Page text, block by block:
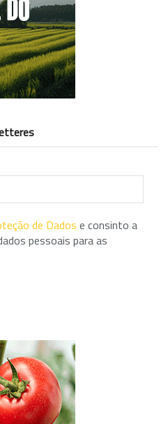
de Dados e consinto a
pessoais para as